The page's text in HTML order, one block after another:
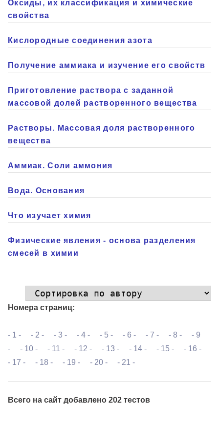
Оксиды, их классификация и химические
свойства
Кислородные соединения азота
Получение аммиака и изучение его свойств
Приготовление раствора с заданной
массовой долей растворенного вещества
Растворы. Массовая доля растворенного
вещества
Аммиак. Соли аммония
Вода. Основания
Что изучает химия
Физические явления - основа разделения
смесей в химии
Номера страниц:
- 1 - - 2 - - 3 - - 4 - - 5 - - 6 - - 7 - - 8 -
- 9
-
- 10 - - 11 - - 12 - - 13 - - 14 - - 15 -
- 16 -
- 17 -
- 18 - - 19 - - 20 - - 21 -
Всего на сайт добавлено 202 тестов